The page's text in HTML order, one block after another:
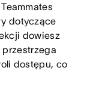
dotyczące
dowiesz
przestrzega
dostępu, co